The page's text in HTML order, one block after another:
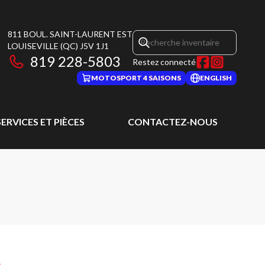
811 BOUL. SAINT-LAURENT EST
LOUISEVILLE (QC) J5V 1J1
819 228-5803 Restez connecté
MOTOSPORT 4 SAISONS ENGLISH
ET PIÈCES CONTACTEZ-NOUS